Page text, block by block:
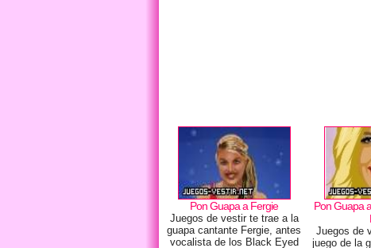
Pon Guapa a Fergie
Juegos de vestir te trae a la
guapa cantante Fergie, antes
vocalista de los Black Eyed
Pon Guapa
Juegos de
juego de la